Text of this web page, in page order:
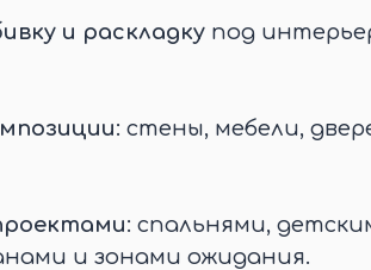
и раскладку под
: стены, мебели,
: спальнями,
и зонами ожидания.